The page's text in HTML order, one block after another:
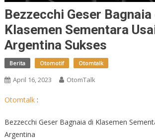
Bezzecchi Geser Bagnaia
Klasemen Sementara
Argentina Sukses
Berita Otomotif Otomtalk
April 16, 2023 OtomTalk
Otomtalk:
Bezzecchi Geser Bagnaia di Klasemen
Argentina